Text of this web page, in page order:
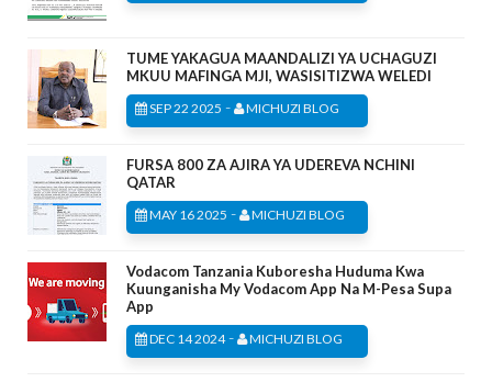
TUME YAKAGUA MAANDALIZI YA UCHAGUZI
MKUU MAFINGA MJI, WASISITIZWA WELEDI
SEP 22 2025 - MICHUZI BLOG
FURSA 800 ZA AJIRA YA UDEREVA NCHINI
QATAR
MAY 16 2025 - MICHUZI BLOG
Vodacom Tanzania Kuboresha Huduma Kwa
Kuunganisha My Vodacom App Na M-Pesa Supa
App
DEC 14 2024- MICHUZI BLOG